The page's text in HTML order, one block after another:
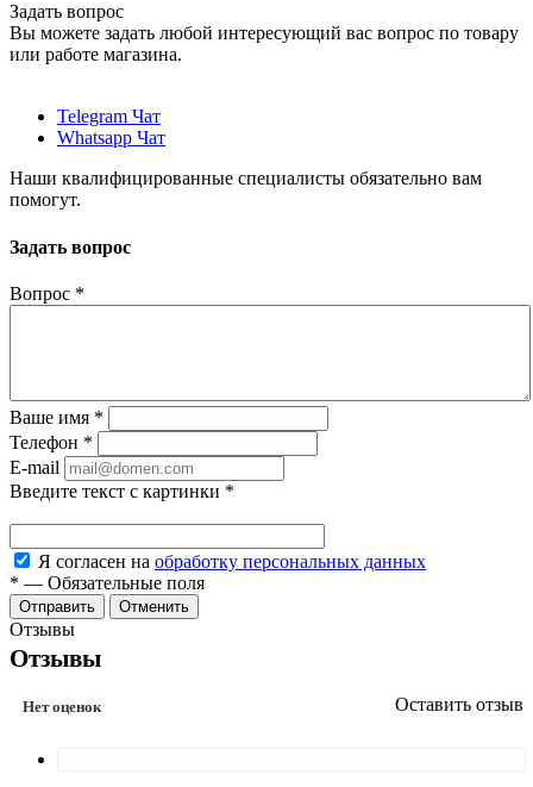
Задать вопрос
Вы можете задать любой интересующий вас вопрос по товару
или работе магазина.
Telegram Чат
Whatsapp Чат
Наши квалифицированные специалисты обязательно вам
помогут.
Задать вопрос
Вопрос *
Ваше имя *
Телефон *
E-mail
Введите текст с картинки *
Я согласен на обработку персональных данных
* — Обязательные поля
Отменить
Отзывы
Отзывы
Нет оценок Оставить отзыв